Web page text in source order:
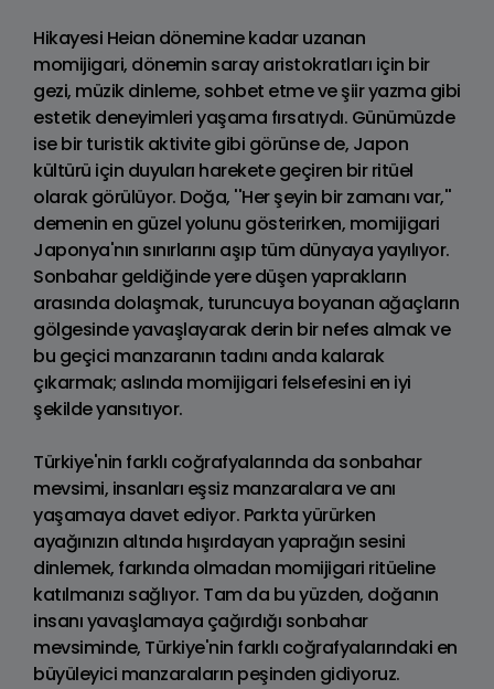
Hikayesi Heian dönemine kadar uzanan
momijigari, dönemin saray aristokratları için bir
gezi, müzik dinleme, sohbet etme ve şiir yazma gibi
estetik deneyimleri yaşama fırsatıydı. Günümüzde
ise bir turistik aktivite gibi görünse de, Japon
kültürü için duyuları harekete geçiren bir ritüel
olarak görülüyor. Doğa, ''Her şeyin bir zamanı var,''
demenin en güzel yolunu gösterirken, momijigari
Japonya'nın sınırlarını aşıp tüm dünyaya yayılıyor.
Sonbahar geldiğinde yere düşen yaprakların
arasında dolaşmak, turuncuya boyanan ağaçların
gölgesinde yavaşlayarak derin bir nefes almak ve
bu geçici manzaranın tadını anda kalarak
çıkarmak; aslında momijigari felsefesini en iyi
şekilde yansıtıyor.
Türkiye'nin farklı coğrafyalarında da sonbahar
mevsimi, insanları eşsiz manzaralara ve anı
yaşamaya davet ediyor. Parkta yürürken
ayağınızın altında hışırdayan yaprağın sesini
dinlemek, farkında olmadan momijigari ritüeline
katılmanızı sağlıyor. Tam da bu yüzden, doğanın
insanı yavaşlamaya çağırdığı sonbahar
mevsiminde, Türkiye'nin farklı coğrafyalarındaki en
büyüleyici manzaraların peşinden gidiyoruz.